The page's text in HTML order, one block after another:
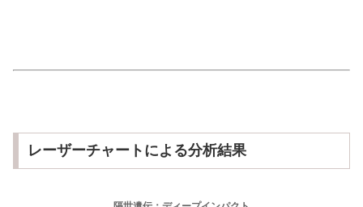
レーザーチャートによる分析結果